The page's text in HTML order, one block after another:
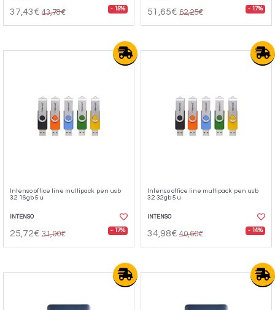
37,43€ 43,78€ - 15% 51,65€ 62,25€ - 17%
Intenso office line multipack pen usb
3.2 16gb 5u
INTENSO
25,72€ 31,00€ - 17%
Intenso office line multipack pen usb
3.2 32gb 5u
INTENSO
34,98€ 40,60€ - 14%